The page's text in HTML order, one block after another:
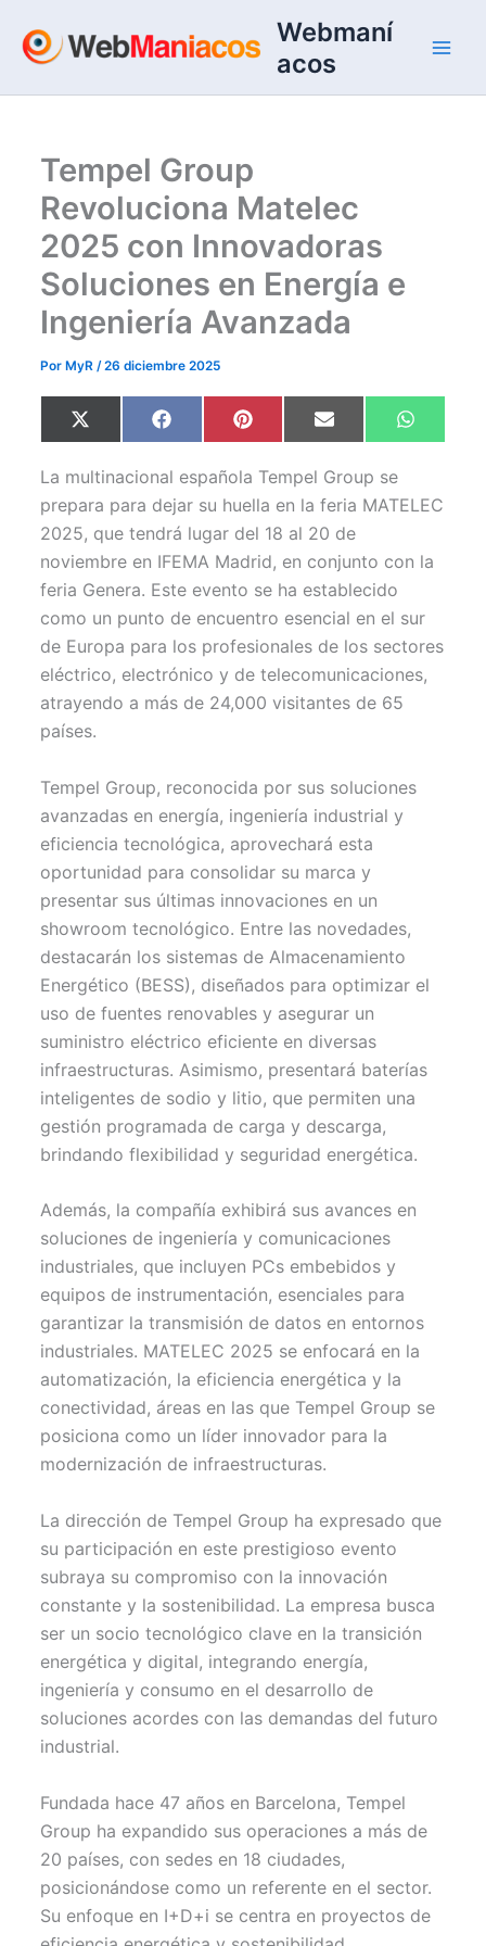
contenido
Webmaní
acos
Tempel Group
Revoluciona Matelec
2025 con Innovadoras
Soluciones en Energía e
Ingeniería Avanzada
Por MyR/26 diciembre 2025
Compartir
en
X
(
w
i
t
t
e
)
Compartir
en
F
a
e
b
o
o
k
Compartir
en
P
i
t
e
r
e
s
Compartir
en
E
m
i
l
en
W
h
A
p
La multinacional española Tempel Group se
prepara para dejar su huella en la feria MATELEC
2025, que tendrá lugar del 18 al 20 de
noviembre en IFEMA Madrid, en conjunto con la
feria Genera. Este evento se ha establecido
como un punto de encuentro esencial en el sur
de Europa para los profesionales de los sectores
eléctrico, electrónico y de telecomunicaciones,
atrayendo a más de 24,000 visitantes de 65
países.
Tempel Group, reconocida por sus soluciones
avanzadas en energía, ingeniería industrial y
eficiencia tecnológica, aprovechará esta
oportunidad para consolidar su marca y
presentar sus últimas innovaciones en un
showroom tecnológico. Entre las novedades,
destacarán los sistemas de Almacenamiento
Energético (BESS), diseñados para optimizar el
uso de fuentes renovables y asegurar un
suministro eléctrico eficiente en diversas
infraestructuras. Asimismo, presentará baterías
inteligentes de sodio y litio, que permiten una
gestión programada de carga y descarga,
brindando flexibilidad y seguridad energética.
Además, la compañía exhibirá sus avances en
soluciones de ingeniería y comunicaciones
industriales, que incluyen PCs embebidos y
equipos de instrumentación, esenciales para
garantizar la transmisión de datos en entornos
industriales. MATELEC 2025 se enfocará en la
automatización, la eficiencia energética y la
conectividad, áreas en las que Tempel Group se
posiciona como un líder innovador para la
modernización de infraestructuras.
La dirección de Tempel Group ha expresado que
su participación en este prestigioso evento
subraya su compromiso con la innovación
constante y la sostenibilidad. La empresa busca
ser un socio tecnológico clave en la transición
energética y digital, integrando energía,
ingeniería y consumo en el desarrollo de
soluciones acordes con las demandas del futuro
industrial.
Fundada hace 47 años en Barcelona, Tempel
Group ha expandido sus operaciones a más de
20 países, con sedes en 18 ciudades,
posicionándose como un referente en el sector.
Su enfoque en I+D+i se centra en proyectos de